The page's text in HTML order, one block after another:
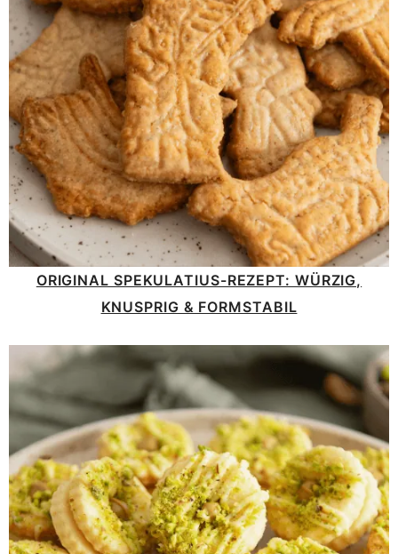
ORIGINAL SPEKULATIUS-REZEPT: WÜRZIG,
KNUSPRIG & FORMSTABIL